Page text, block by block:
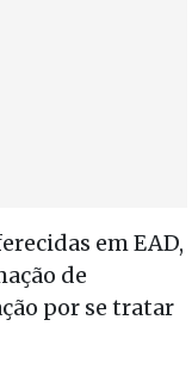
em EAD,
de
por se tratar